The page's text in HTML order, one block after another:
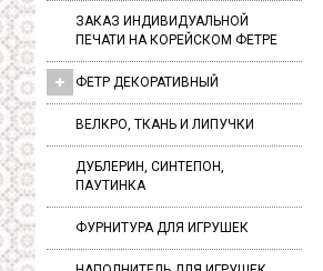
ЗАКАЗ ИНДИВИДУАЛЬНОЙ
ПЕЧАТИ НА КОРЕЙСКОМ ФЕТРЕ
ФЕТР ДЕКОРАТИВНЫЙ
ВЕЛКРО, ТКАНЬ И ЛИПУЧКИ
ДУБЛЕРИН, СИНТЕПОН,
ПАУТИНКА
ФУРНИТУРА ДЛЯ ИГРУШЕК